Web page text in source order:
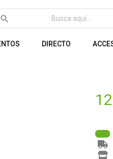
search
DIRECTO